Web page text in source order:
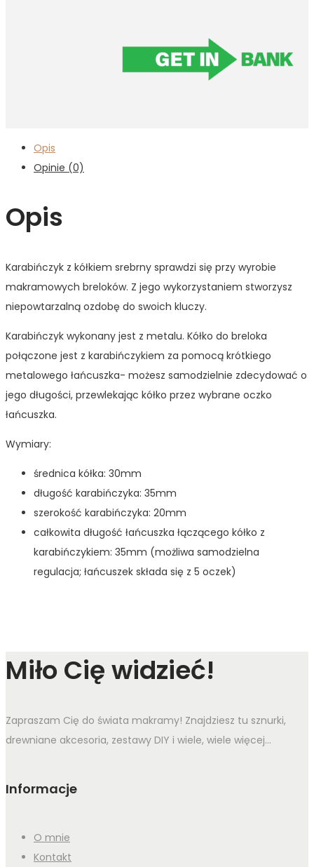
Opis
Opinie (0)
Opis
Karabińczyk z kółkiem srebrny sprawdzi się przy wyrobie
makramowych breloków. Z jego wykorzystaniem stworzysz
niepowtarzalną ozdobę do swoich kluczy.
Karabińczyk wykonany jest z metalu. Kółko do breloka
połączone jest z karabińczykiem za pomocą krótkiego
metalowego łańcuszka- możesz samodzielnie zdecydować o
jego długości, przewlekając kółko przez wybrane oczko
łańcuszka.
Wymiary:
średnica kółka: 30mm
długość karabińczyka: 35mm
szerokość karabińczyka: 20mm
całkowita długość łańcuszka łączącego kółko z
karabińczykiem: 35mm (możliwa samodzielna
regulacja; łańcuszek składa się z 5 oczek)
Miło Cię widzieć!
Zapraszam Cię do świata makramy! Znajdziesz tu sznurki,
drewniane akcesoria, zestawy DIY i wiele, wiele więcej...
Informacje
O mnie
Kontakt